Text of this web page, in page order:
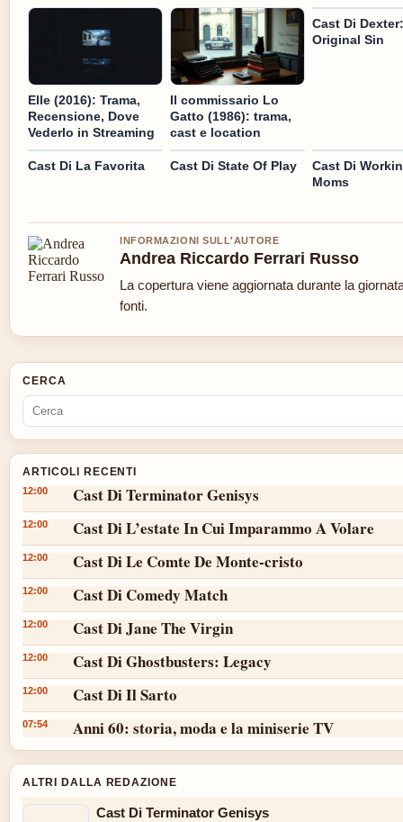
Elle (2016): Trama,
Recensione, Dove
Vederlo in Streaming
Il commissario Lo
Gatto (1986): trama,
cast e location
Cast Di Dexter:
Original Sin
Cast Di La Favorita Cast Di State Of Play
Cast Di
Moms
INFORMAZIONI SULL'AUTORE
Andrea Riccardo Ferrari Russo
La copertura viene aggiornata durante la
fonti.
CERCA
ARTICOLI RECENTI
12:00 Cast Di Terminator Genisys
12:00 Cast Di L’estate In Cui Imparammo A Volare
12:00 Cast Di Le Comte De Monte-cristo
12:00 Cast Di Comedy Match
12:00 Cast Di Jane The Virgin
12:00 Cast Di Ghostbusters: Legacy
12:00 Cast Di Il Sarto
07:54 Anni 60: storia, moda e la miniserie TV
ALTRI DALLA REDAZIONE
Cast Di Terminator Genisys